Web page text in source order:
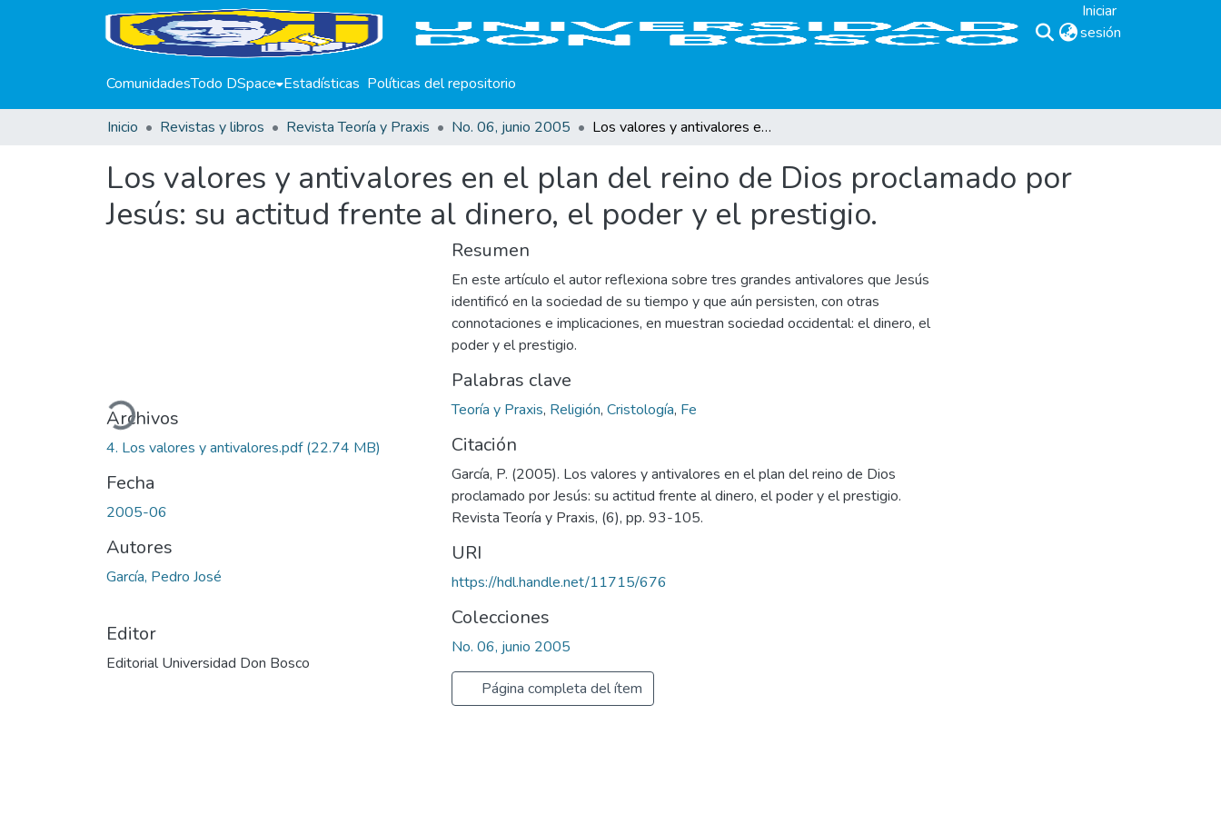
Iniciar
sesión
ComunidadesTodo DSpace Estadísticas Políticas del repositorio
Inicio Revistas y libros Revista Teoría y Praxis No. 06, junio 2005 Los valores y antivalores en el plan del reino de Dios proclamado por Jesús: su actitud frente al dinero, el poder y el prestigio.
Los valores y antivalores en el plan del reino de Dios proclamado por
Jesús: su actitud frente al dinero, el poder y el prestigio.
Cargando...
Archivos
4. Los valores y antivalores.pdf(22.74 MB)
Fecha
2005-06
Autores
García, Pedro José
Editor
Editorial Universidad Don Bosco
Resumen
En este artículo el autor reflexiona sobre tres grandes antivalores que Jesús
identificó en la sociedad de su tiempo y que aún persisten, con otras
connotaciones e implicaciones, en muestran sociedad occidental: el dinero, el
poder y el prestigio.
Palabras clave
Teoría y Praxis, Religión, Cristología, Fe
Citación
García, P. (2005). Los valores y antivalores en el plan del reino de Dios
proclamado por Jesús: su actitud frente al dinero, el poder y el prestigio.
Revista Teoría y Praxis, (6), pp. 93-105.
URI
https://hdl.handle.net/11715/676
Colecciones
No. 06, junio 2005
Página completa del ítem